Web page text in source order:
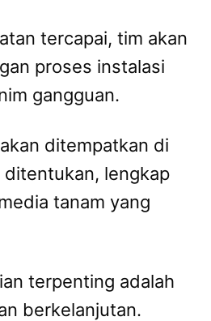
tercapai, tim akan
proses instalasi
gangguan.
ditempatkan di
lengkap
tanam yang
terpenting adalah
berkelanjutan.